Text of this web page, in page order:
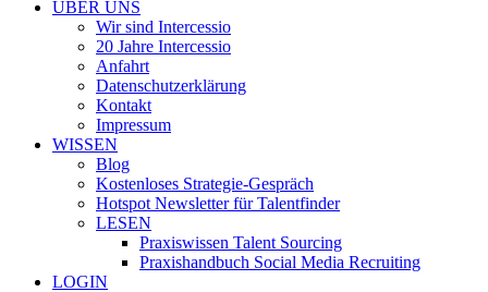
ÜBER UNS
Wir sind Intercessio
20 Jahre Intercessio
Anfahrt
Datenschutzerklärung
Kontakt
Impressum
WISSEN
Blog
Kostenloses Strategie-Gespräch
Hotspot Newsletter für Talentfinder
LESEN
Praxiswissen Talent Sourcing
Praxishandbuch Social Media Recruiting
LOGIN